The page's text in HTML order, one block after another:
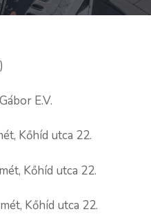
)
E.V.
Kőhíd utca 22.
Kőhíd utca 22.
Kőhíd utca 22.